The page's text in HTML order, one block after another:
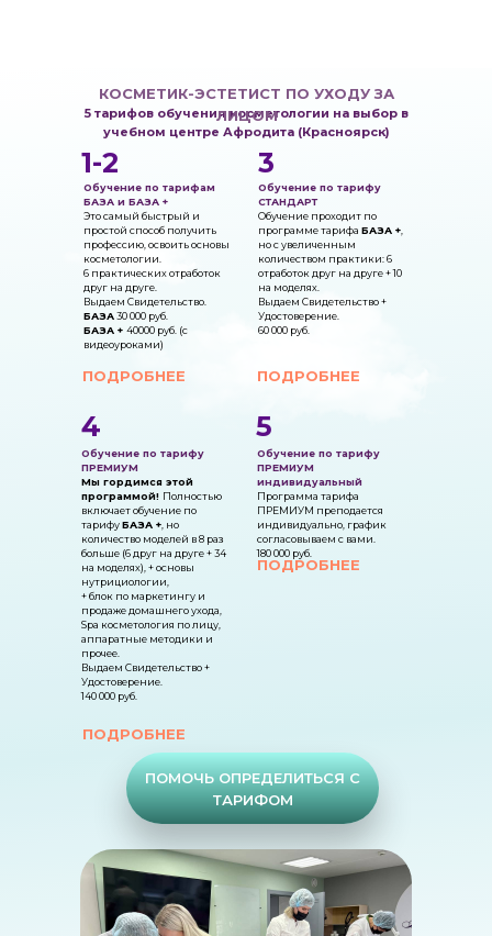
ПОМОЧЬ ОПРЕДЕЛИТЬСЯ С
ТАРИФОМ
Обучение по тарифам
БАЗА и БАЗА +
Это самый быстрый и
простой способ получить
профессию, освоить основы
косметологии.
6 практических отработок
друг на друге.
Выдаем Свидетельство.
БАЗА30 000 руб.
БАЗА + 40000 руб. (с
видеоуроками)
Обучение по тарифу
ПРЕМИУМ
Мы гордимся этой
программой! Полностью
включает обучение по
тарифуБАЗА + , но
количество моделей в 8 раз
больше (6 друг на друге + 34
на моделях), + основы
нутрициологии,
+ блок по маркетингу и
продаже домашнего ухода,
Spa косметология по лицу,
аппаратные методики и
прочее.
Выдаем Свидетельство +
Удостоверение.
140 000 руб.
5 тарифов обучения косметологии на выбор в
учебном центре Афродита (Красноярск)
Обучение по тарифу
СТАНДАРТ
Обучение проходит по
программе тарифа БАЗА +
нос увеличенным
количеством практики: 6
отработок друг на друге + 10
на моделях.
Выдаем Свидетельство +
Удостоверение.
60 000 руб.
Обучение по тарифу
ПРЕМИУМ
индивидуальный
Программа тарифа
ПРЕМИУМ преподается
индивидуально, график
согласовываем с вами.
180 000 руб.
1-2 3
4 5
ПОДРОБНЕЕ ПОДРОБНЕЕ
ПОДРОБНЕЕ
ПОДРОБНЕЕ
КОСМЕТИК-ЭСТЕТИСТ ПО УХОДУ ЗА
ЛИЦОМ